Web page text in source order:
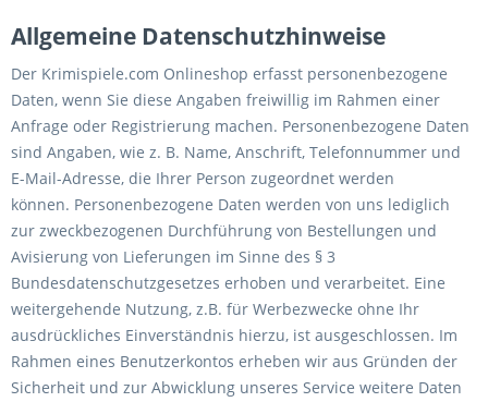
Allgemeine Datenschutzhinweise
Der Krimispiele.com Onlineshop erfasst personenbezogene
Daten, wenn Sie diese Angaben freiwillig im Rahmen einer
Anfrage oder Registrierung machen. Personenbezogene Daten
sind Angaben, wie z. B. Name, Anschrift, Telefonnummer und
E-Mail-Adresse, die Ihrer Person zugeordnet werden
können. Personenbezogene Daten werden von uns lediglich
zur zweckbezogenen Durchführung von Bestellungen und
Avisierung von Lieferungen im Sinne des § 3
Bundesdatenschutzgesetzes erhoben und verarbeitet. Eine
weitergehende Nutzung, z.B. für Werbezwecke ohne Ihr
ausdrückliches Einverständnis hierzu, ist ausgeschlossen. Im
Rahmen eines Benutzerkontos erheben wir aus Gründen der
Sicherheit und zur Abwicklung unseres Service weitere Daten